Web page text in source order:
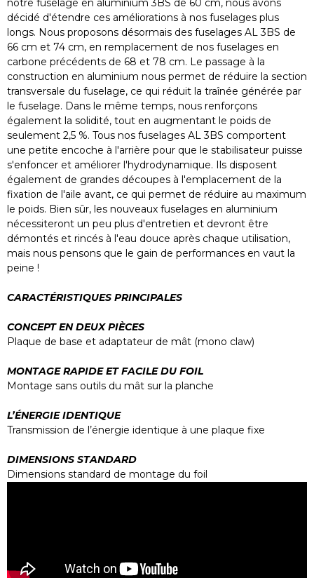
notre fuselage en aluminium 3BS de 60 cm, nous avons
décidé d'étendre ces améliorations à nos fuselages plus
longs. Nous proposons désormais des fuselages AL 3BS de
66 cm et 74 cm, en remplacement de nos fuselages en
carbone précédents de 68 et 78 cm. Le passage à la
construction en aluminium nous permet de réduire la section
transversale du fuselage, ce qui réduit la traînée générée par
le fuselage. Dans le même temps, nous renforçons
également la solidité, tout en augmentant le poids de
seulement 2,5 %. Tous nos fuselages AL 3BS comportent
une petite encoche à l'arrière pour que le stabilisateur puisse
s'enfoncer et améliorer l'hydrodynamique. Ils disposent
également de grandes découpes à l'emplacement de la
fixation de l'aile avant, ce qui permet de réduire au maximum
le poids. Bien sûr, les nouveaux fuselages en aluminium
nécessiteront un peu plus d'entretien et devront être
démontés et rincés à l'eau douce après chaque utilisation,
mais nous pensons que le gain de performances en vaut la
peine !
CARACTÉRISTIQUES PRINCIPALES
CONCEPT EN DEUX PIÈCES
Plaque de base et adaptateur de mât (mono claw)
MONTAGE RAPIDE ET FACILE DU FOIL
Montage sans outils du mât sur la planche
L’ÉNERGIE IDENTIQUE
Transmission de l’énergie identique à une plaque fixe
DIMENSIONS STANDARD
Dimensions standard de montage du foil